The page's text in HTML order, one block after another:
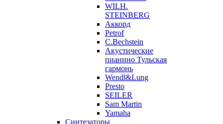
WILH.
STEINBERG
Аккорд
Petrof
C.Bechstein
Акустические
пианино Тульская
гармонь
Wendl&Lung
Presto
SEILER
Sam Martin
Yamaha
Синтезаторы